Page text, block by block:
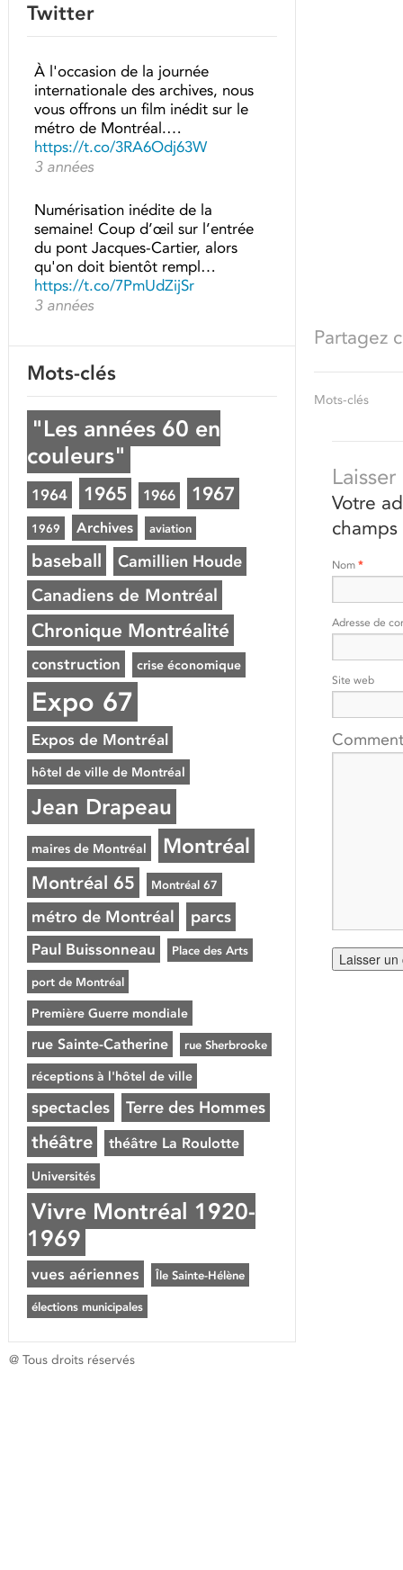
Partagez
Mots-clés
Votre
Nom *
Adresse de
Site web
Twitter
À l'occasion de la journée
internationale des archives, nous
vous offrons un film inédit sur le
métro de Montréal.…
https://t.co/3RA6Odj63W
3 années
Numérisation inédite de la
semaine! Coup d’œil sur l’entrée
du pont Jacques-Cartier, alors
qu'on doit bientôt rempl…
https://t.co/7PmUdZijSr
3 années
Mots-clés
"Les années 60 en
couleurs"
1964 1965 1966 1967
1969 Archives aviation
baseball Camillien Houde
Canadiens de Montréal
Chronique Montréalité
construction crise économique
Expo 67
Expos de Montréal
hôtel de ville de Montréal
Jean Drapeau
maires de Montréal Montréal
Montréal 65 Montréal 67
métro de Montréal parcs
Paul Buissonneau Place des Arts
port de Montréal
Première Guerre mondiale
rue Sainte-Catherine rue Sherbrooke
réceptions à l'hôtel de ville
spectacles Terre des Hommes
théâtre théâtre La Roulotte
Universités
Vivre Montréal 1920-
1969
vues aériennes Île Sainte-Hélène
élections municipales
@ Tous droits réservés